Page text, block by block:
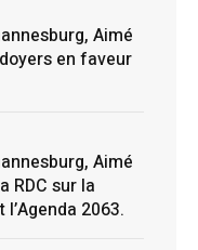
Aimé
en faveur
Aimé
RDC sur la
2063.